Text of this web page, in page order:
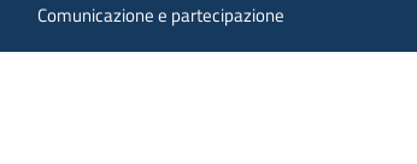
Comunicazione e partecipazione